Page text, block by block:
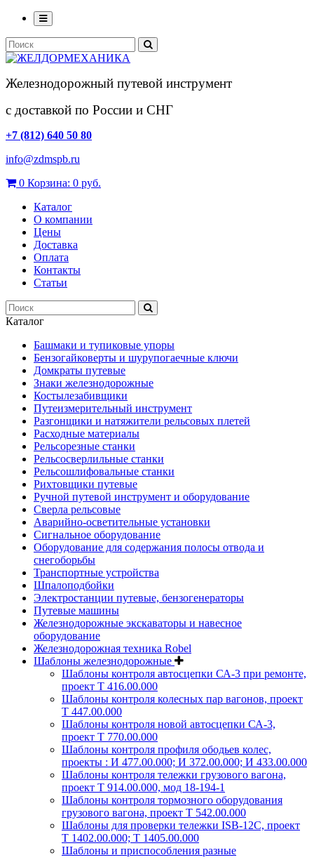
Железнодорожный путевой инструмент
с доставкой по России и СНГ
+7 (812) 640 50 80
info@zdmspb.ru
0 Корзина: 0 руб.
Каталог
О компании
Цены
Доставка
Оплата
Контакты
Статьи
Каталог
Башмаки и тупиковые упоры
Бензогайковерты и шурупогаечные ключи
Домкраты путевые
Знаки железнодорожные
Костылезабивщики
Путеизмерительный инструмент
Разгонщики и натяжители рельсовых плетей
Расходные материалы
Рельсорезные станки
Рельсосверлильные станки
Рельсошлифовальные станки
Рихтовщики путевые
Ручной путевой инструмент и оборудование
Сверла рельсовые
Аварийно-осветительные установки
Сигнальное оборудование
Оборудование для содержания полосы отвода и
снегоборьбы
Транспортные устройства
Шпалоподбойки
Электростанции путевые, бензогенераторы
Путевые машины
Железнодорожные экскаваторы и навесное
оборудование
Железнодорожная техника Robel
Шаблоны железнодорожные
Шаблоны контроля автосцепки СА-3 при ремонте,
проект Т 416.00.000
Шаблоны контроля колесных пар вагонов, проект
Т 447.00.000
Шаблоны контроля новой автосцепки СА-3,
проект Т 770.00.000
Шаблоны контроля профиля ободьев колес,
проекты : И 477.00.000; И 372.00.000; И 433.00.000
Шаблоны контроля тележки грузового вагона,
проект Т 914.00.000, мод 18-194-1
Шаблоны контроля тормозного оборудования
грузового вагона, проект Т 542.00.000
Шаблоны для проверки тележки ISB-12C, проект
Т 1402.00.000; Т 1405.00.000
Шаблоны и приспособления разные